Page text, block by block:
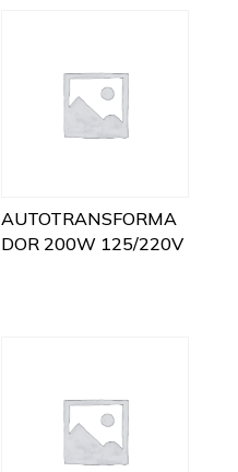
AUTOTRANSFORMA
DOR 200W 125/220V